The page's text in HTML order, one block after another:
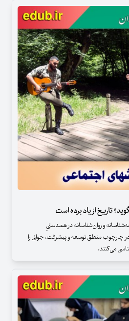
تاریخ از یاد برده است
و روان‌شناسانه در همدستیِ
در چارچوب منطق توسعه و پیشرفت، جوانی را
می‌کنند.